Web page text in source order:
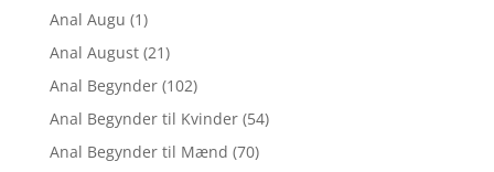
Anal Augu (1)
Anal August (21)
Anal Begynder (102)
Anal Begynder til Kvinder (54)
Anal Begynder til Mænd (70)